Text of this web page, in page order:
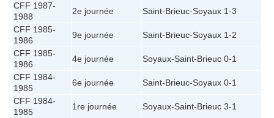
CFF 1987-
1988
2e journée Saint-Brieuc-Soyaux 1-3
CFF 1985-
1986
9e journée Saint-Brieuc-Soyaux 1-2
CFF 1985-
1986
4e journée Soyaux-Saint-Brieuc 0-1
CFF 1984-
1985
6e journée Saint-Brieuc-Soyaux 0-1
CFF 1984-
1985
1re journée Soyaux-Saint-Brieuc 3-1